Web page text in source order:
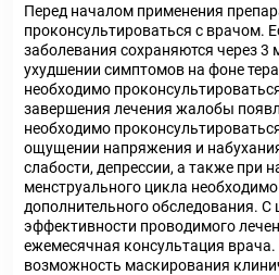
Перед началом применения
проконсультироваться с врачом.
заболевания сохраняются через 3
ухудшении симптомов на фоне
необходимо
завершения лечения жалобы
необходимо
ощущении напряжения и
слабости, депрессии, а также при
менструального цикла
дополнительного обследования. С
эффективности проводимого
ежемесячная консультация
возможность маскирования